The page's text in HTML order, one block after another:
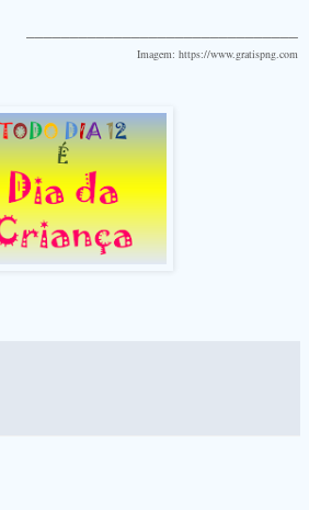
Imagem: https://www.gratispng.com